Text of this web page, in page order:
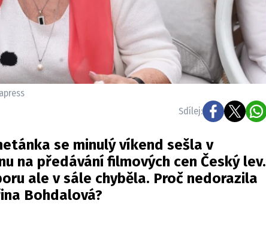
Sdílej:
se minulý víkend sešla v
na předávání filmových cen Český lev.
ale v sále chyběla. Proč nedorazila
Bohdalová?